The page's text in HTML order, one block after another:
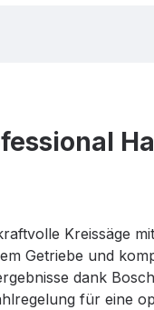
Kreissäge
Getriebe und
dank
für eine